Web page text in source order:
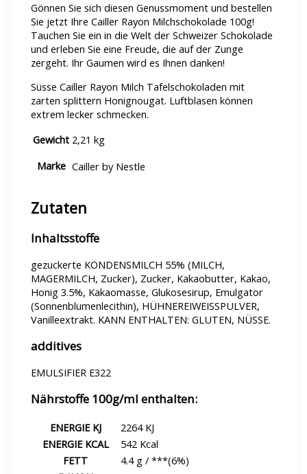
Gönnen Sie sich diesen Genussmoment und bestellen
Sie jetzt Ihre Cailler Rayon Milchschokolade 100g!
Tauchen Sie ein in die Welt der Schweizer Schokolade
und erleben Sie eine Freude, die auf der Zunge
zergeht. Ihr Gaumen wird es Ihnen danken!
Süsse Cailler Rayon Milch Tafelschokoladen mit
zarten splittern Honignougat. Luftblasen können
extrem lecker schmecken.
Gewicht 2,21 kg
Marke Cailler by Nestle
Zutaten
Inhaltsstoffe
gezuckerte KONDENSMILCH 55% (MILCH,
MAGERMILCH, Zucker), Zucker, Kakaobutter, Kakao,
Honig 3.5%, Kakaomasse, Glukosesirup, Emulgator
(Sonnenblumenlecithin), HÜHNEREIWEISSPULVER,
Vanilleextrakt. KANN ENTHALTEN: GLUTEN, NÜSSE.
additives
EMULSIFIER E322
Nährstoffe 100g/ml enthalten:
ENERGIE KJ
2264 KJ
ENERGIE KCAL
542 Kcal
FETT
4.4 g / ***(6%)